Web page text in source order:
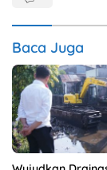
Baca Juga